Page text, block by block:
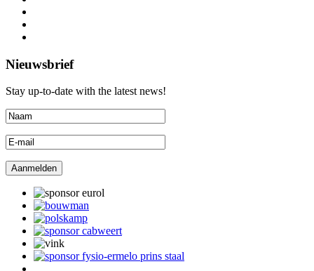
Nieuwsbrief
Stay up-to-date with the latest news!